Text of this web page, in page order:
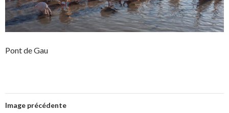
Pont de Gau
Image précédente